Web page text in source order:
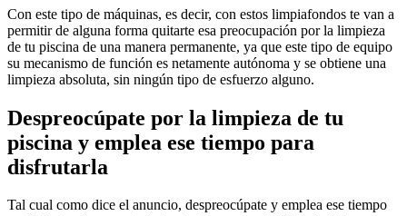
Con este tipo de máquinas, es decir, con estos limpiafondos te van a
permitir de alguna forma quitarte esa preocupación por la limpieza
de tu piscina de una manera permanente, ya que este tipo de equipo
su mecanismo de función es netamente autónoma y se obtiene una
limpieza absoluta, sin ningún tipo de esfuerzo alguno.
Despreocúpate por la limpieza de tu
piscina y emplea ese tiempo para
disfrutarla
Tal cual como dice el anuncio, despreocúpate y emplea ese tiempo